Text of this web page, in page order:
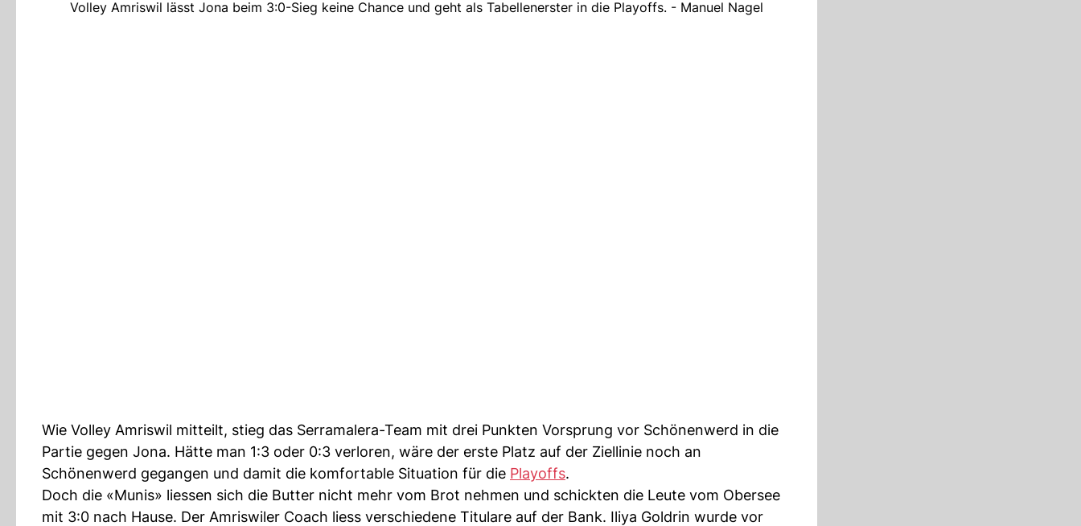
Volley Amriswil lässt Jona beim 3:0-Sieg keine Chance und geht als Tabellenerster in die Playoffs. - Manuel Nagel
Wie Volley Amriswil mitteilt, stieg das Serramalera-Team mit drei Punkten Vorsprung vor Schönenwerd in die
Partie gegen Jona. Hätte man 1:3 oder 0:3 verloren, wäre der erste Platz auf der Ziellinie noch an
Schönenwerd gegangen und damit die komfortable Situation für die Playoffs.
Doch die «Munis» liessen sich die Butter nicht mehr vom Brot nehmen und schickten die Leute vom Obersee
mit 3:0 nach Hause. Der Amriswiler Coach liess verschiedene Titulare auf der Bank. Iliya Goldrin wurde vor